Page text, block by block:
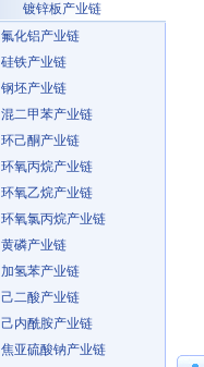
镀锌板产业链
氟化铝产业链
硅铁产业链
钢坯产业链
混二甲苯产业链
环己酮产业链
环氧丙烷产业链
环氧乙烷产业链
环氧氯丙烷产业链
黄磷产业链
加氢苯产业链
己二酸产业链
己内酰胺产业链
焦亚硫酸钠产业链